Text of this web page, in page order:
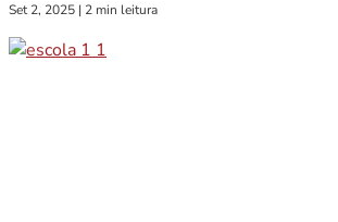
Set 2, 2025 | 2 min leitura